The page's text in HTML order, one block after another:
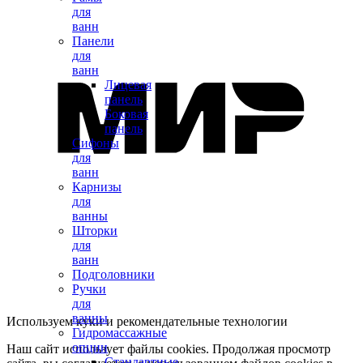
для
ванн
Панели
для
ванн
Лицевая
панель
Боковая
панель
Сифоны
для
ванн
Карнизы
для
ванны
Шторки
для
ванн
Подголовники
Ручки
для
ванны
Гидромассажные
опции
Используем куки и рекомендательные технологии
Наш сайт использует файлы cookies. Продолжая просмотр